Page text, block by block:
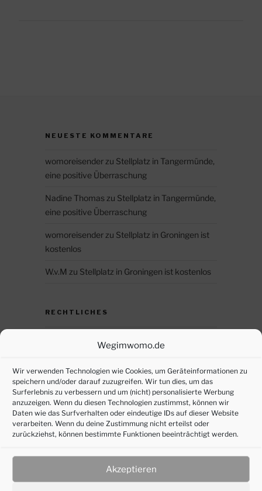
Wegimwomo.de
Wir verwenden Technologien wie Cookies, um Geräteinformationen zu
speichern und/oder darauf zuzugreifen. Wir tun dies, um das
Surferlebnis zu verbessern und um (nicht) personalisierte Werbung
anzuzeigen. Wenn du diesen Technologien zustimmst, können wir
Daten wie das Surfverhalten oder eindeutige IDs auf dieser Website
verarbeiten. Wenn du deine Zustimmung nicht erteilst oder
zurückziehst, können bestimmte Funktionen beeinträchtigt werden.
Akzeptieren
NEUESTE KOMMENTARE
womoreisenderzu Stellplatz in Tangermünde,
eine positive Überraschung
Nadine Thomaszu Stellplatz in Tangermünde,
eine positive Überraschung
womoreisenderzu Stellplatz in Groningen ist
kostenlos
W.v.M zu Stellplatz in Groningen ist kostenlos
RECHTLICHES
Impressum
Cookie-Richtlinie (EU)